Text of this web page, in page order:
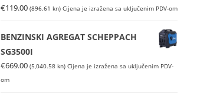
€119.00 (896.61 kn) Cijena je izražena sa uključenim PDV-om
BENZINSKI AGREGAT SCHEPPACH
SG3500I
€669.00 (5,040.58 kn) Cijena je izražena sa uključenim PDV-
om